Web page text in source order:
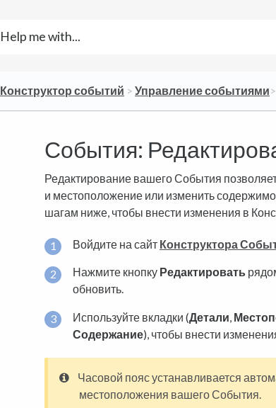
​Конструктор событий ​ > ​ ​Управление событиями
События:
Редактирование вашего События
и местоположение или изменить
шагам ниже, чтобы внести изменения в
Войдите на сайт Конструктора
Нажмите кнопку Редактировать
обновить.
Используйте вкладки (Детали,
Содержание), чтобы внести
Часовой пояс устанавливается
местоположения вашего События.